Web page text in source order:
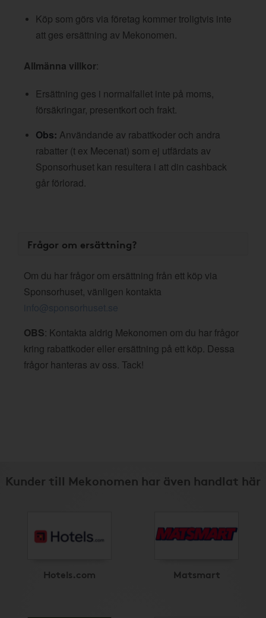
Köp som görs via företag kommer troligtvis inte
att ges ersättning av Mekonomen.
Allmänna villkor:
Ersättning ges i normalfallet inte på moms,
försäkringar, presentkort och frakt.
Obs: Användande av rabattkoder och andra
rabatter (t ex Mecenat) som ej utfärdats av
Sponsorhuset kan resultera i att din cashback
går förlorad.
Frågor om ersättning?
Om du har frågor om ersättning från ett köp via
Sponsorhuset, vänligen kontakta
info@sponsorhuset.se
OBS: Kontakta aldrig Mekonomen om du har frågor
kring rabattkoder eller ersättning på ett köp. Dessa
frågor hanteras av oss. Tack!
Kunder till Mekonomen har även handlat här
Hotels.com Matsmart